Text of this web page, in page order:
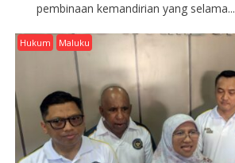
pembinaan kemandirian yang selama...
Hukum Maluku